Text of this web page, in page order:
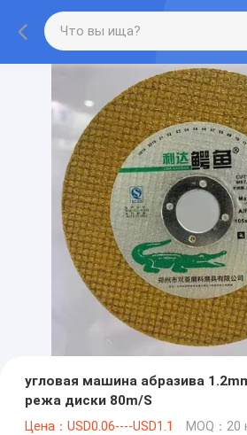
угловая машина абразива
режа диски 80m/S
Цена：USD0.06----USD1.1 MOQ：20